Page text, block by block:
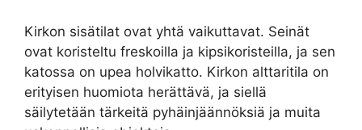
Kirkon sisätilat ovat yhtä vaikuttavat. Seinät
ovat koristeltu freskoilla ja kipsikoristeilla, ja sen
katossa on upea holvikatto. Kirkon alttaritila on
erityisen huomiota herättävä, ja siellä
säilytetään tärkeitä pyhäinjäännöksiä ja muita